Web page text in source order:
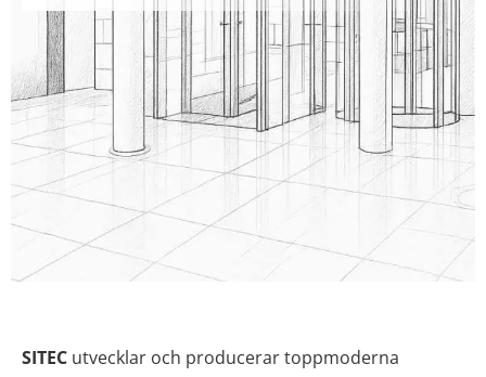
SITEC utvecklar och producerar toppmoderna